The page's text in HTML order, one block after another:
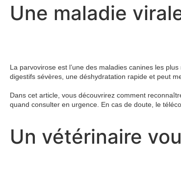
Une maladie
La parvovirose est l’une des maladies canines les
digestifs sévères, une déshydratation rapide et peut
Dans cet article, vous découvrirez comment
quand consulter en urgence. En cas de doute, le
Un vétérinaire